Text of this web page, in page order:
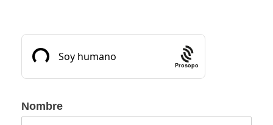
Prosopo
Nombre